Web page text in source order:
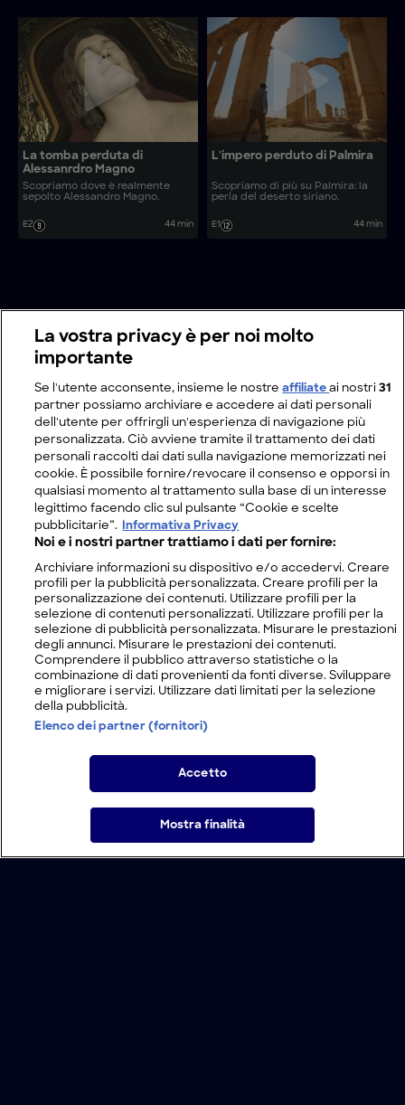
La tomba perduta di
Alessanrdro Magno
Scopriamo dove è realmente
sepolto Alessandro Magno.
E2 44 min
L'impero perduto di Palmira
Scopriamo di più su Palmira: la
perla del deserto siriano.
E1 44 min
La vostra privacy è per noi molto
importante
Se l'utente acconsente, insieme le nostreaffiliateai nostri31
partner possiamo archiviare e accedere ai dati personali
dell'utente per offrirgli un'esperienza di navigazione più
personalizzata. Ciò avviene tramite il trattamento dei dati
personali raccolti dai dati sulla navigazione memorizzati nei
cookie. È possibile fornire/revocare il consenso e opporsi in
qualsiasi momento al trattamento sulla base di un interesse
legittimo facendo clic sul pulsante “Cookie e scelte
pubblicitarie”.
Informativa Privacy
Noi e i nostri partner trattiamo i dati per fornire:
Archiviare informazioni su dispositivo e/o accedervi. Creare
profili per la pubblicità personalizzata. Creare profili per la
personalizzazione dei contenuti. Utilizzare profili per la
selezione di contenuti personalizzati. Utilizzare profili per la
selezione di pubblicità personalizzata. Misurare le prestazioni
degli annunci. Misurare le prestazioni dei contenuti.
Comprendere il pubblico attraverso statistiche o la
combinazione di dati provenienti da fonti diverse. Sviluppare
e migliorare i servizi. Utilizzare dati limitati per la selezione
della pubblicità.
Elenco dei partner (fornitori)
Accetto
Mostra finalità